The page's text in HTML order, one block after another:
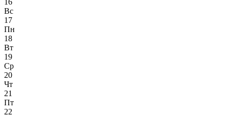
16
Вс
17
Пн
18
Вт
19
Ср
20
Чт
21
Пт
22